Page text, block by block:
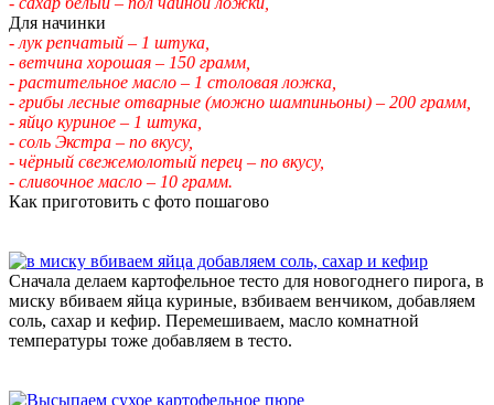
Для начинки
- лук репчатый – 1 штука,
- ветчина хорошая – 150 грамм,
- растительное масло – 1 столовая ложка,
- грибы лесные отварные (можно шампиньоны) – 200 грамм,
- яйцо куриное – 1 штука,
- соль Экстра – по вкусу,
- чёрный свежемолотый перец – по вкусу,
- сливочное масло – 10 грамм.
Как приготовить с фото пошагово
Сначала делаем картофельное тесто для новогоднего пирога, в
миску вбиваем яйца куриные, взбиваем венчиком, добавляем
соль, сахар и кефир. Перемешиваем, масло комнатной
температуры тоже добавляем в тесто.